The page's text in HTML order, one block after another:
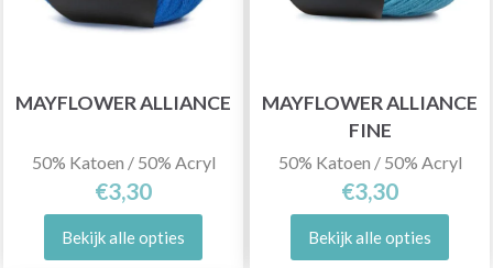
MAYFLOWER ALLIANCE
50% Katoen / 50% Acryl
€3,30
Bekijk alle opties
MAYFLOWER ALLIANCE
FINE
50% Katoen / 50% Acryl
€3,30
Bekijk alle opties